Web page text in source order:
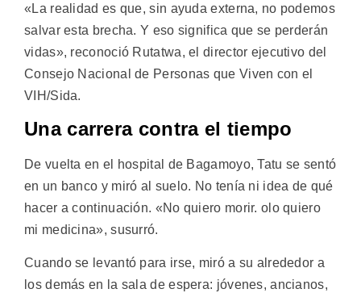
«La realidad es que, sin ayuda externa, no podemos
salvar esta brecha. Y eso significa que se perderán
vidas», reconoció Rutatwa, el director ejecutivo del
Consejo Nacional de Personas que Viven con el
VIH/Sida.
Una carrera contra el tiempo
De vuelta en el hospital de Bagamoyo, Tatu se sentó
en un banco y miró al suelo. No tenía ni idea de qué
hacer a continuación. «No quiero morir. olo quiero
mi medicina», susurró.
Cuando se levantó para irse, miró a su alrededor a
los demás en la sala de espera: jóvenes, ancianos,